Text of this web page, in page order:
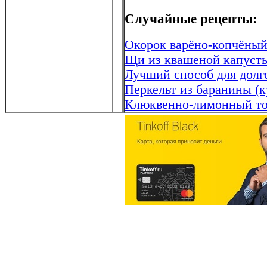
Случайные рецепты:
Окорок варёно-копчёный
Щи из квашеной
Лучший способ для
Перкельт из баранины
Клюквенно-лимонный